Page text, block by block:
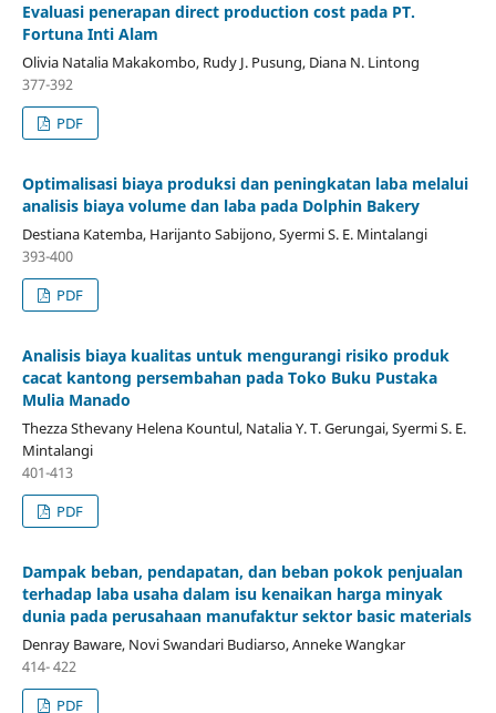
Evaluasi penerapan direct production cost pada PT.
Fortuna Inti Alam
Olivia Natalia Makakombo, Rudy J. Pusung, Diana N. Lintong
377-392
PDF
Optimalisasi biaya produksi dan peningkatan laba melalui
analisis biaya volume dan laba pada Dolphin Bakery
Destiana Katemba, Harijanto Sabijono, Syermi S. E. Mintalangi
393-400
PDF
Analisis biaya kualitas untuk mengurangi risiko produk
cacat kantong persembahan pada Toko Buku Pustaka
Mulia Manado
Thezza Sthevany Helena Kountul, Natalia Y. T. Gerungai, Syermi S. E.
Mintalangi
401-413
PDF
Dampak beban, pendapatan, dan beban pokok penjualan
terhadap laba usaha dalam isu kenaikan harga minyak
dunia pada perusahaan manufaktur sektor basic materials
Denray Baware, Novi Swandari Budiarso, Anneke Wangkar
414- 422
PDF